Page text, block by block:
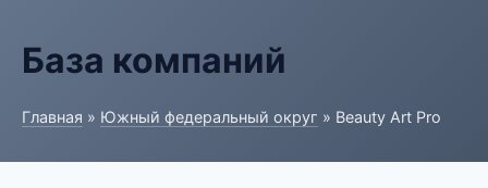
База компаний
Главная » Южный федеральный округ » Beauty Art Pro